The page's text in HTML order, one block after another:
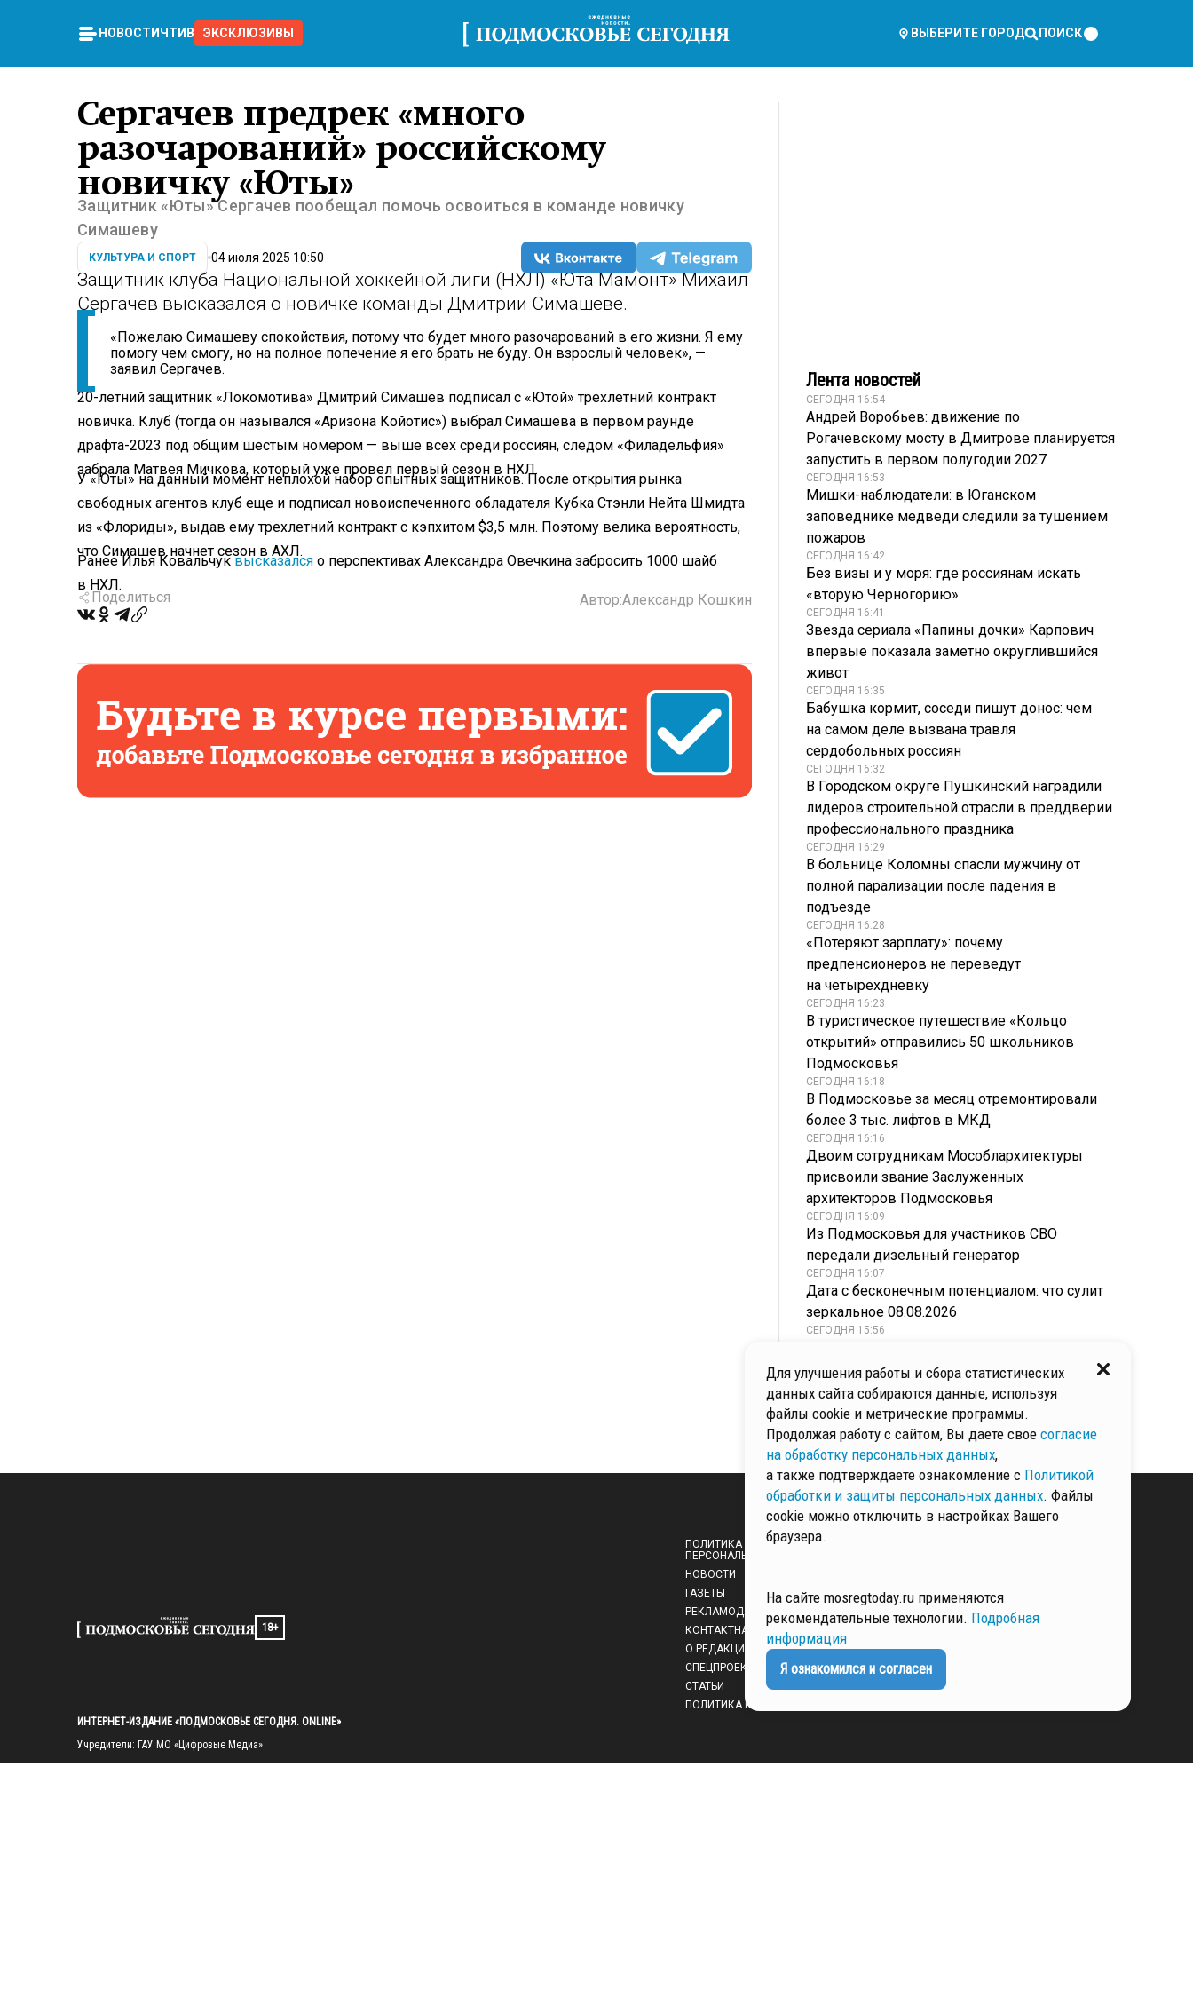
НОВОСТИ ЧТИВО ЭКСКЛЮЗИВЫ ВЫБЕРИТЕ ГОРОД ПОИСК
Сергачев предрек «много
разочарований» российскому
новичку «Юты»
Защитник «Юты» Сергачев пообещал помочь освоиться в команде новичку
Симашеву
КУЛЬТУРА И СПОРТ 04 июля 2025 10:50
Защитник клуба Национальной хоккейной лиги (НХЛ) «Юта Мамонт» Михаил
Сергачев высказался о новичке команды Дмитрии Симашеве.
«Пожелаю Симашеву спокойствия, потому что будет много разочарований в его жизни. Я ему
помогу чем смогу, но на полное попечение я его брать не буду. Он взрослый человек», —
заявил Сергачев.
20-летний защитник «Локомотива» Дмитрий Симашев подписал с «Ютой» трехлетний контракт
новичка. Клуб (тогда он назывался «Аризона Койотис») выбрал Симашева в первом раунде
драфта-2023 под общим шестым номером — выше всех среди россиян, следом «Филадельфия»
забрала Матвея Мичкова, который уже провел первый сезон в НХЛ.
У «Юты» на данный момент неплохой набор опытных защитников. После открытия рынка
свободных агентов клуб еще и подписал новоиспеченного обладателя Кубка Стэнли Нейта Шмидта
из «Флориды», выдав ему трехлетний контракт с кэпхитом $3,5 млн. Поэтому велика вероятность,
что Симашев начнет сезон в АХЛ.
Ранее Илья Ковальчуквысказался о перспективах Александра Овечкина забросить 1000 шайб
в НХЛ.
Поделиться Автор:Александр Кошкин
Лента новостей
СЕГОДНЯ 16:54
Андрей Воробьев: движение по
Рогачевскому мосту в Дмитрове планируется
запустить в первом полугодии 2027
СЕГОДНЯ 16:53
Мишки-наблюдатели: в Юганском
заповеднике медведи следили за тушением
пожаров
СЕГОДНЯ 16:42
Без визы и у моря: где россиянам искать
«вторую Черногорию»
СЕГОДНЯ 16:41
Звезда сериала «Папины дочки» Карпович
впервые показала заметно округлившийся
живот
СЕГОДНЯ 16:35
Бабушка кормит, соседи пишут донос: чем
на самом деле вызвана травля
сердобольных россиян
СЕГОДНЯ 16:32
В Городском округе Пушкинский наградили
лидеров строительной отрасли в преддверии
профессионального праздника
СЕГОДНЯ 16:29
В больнице Коломны спасли мужчину от
полной парализации после падения в
подъезде
СЕГОДНЯ 16:28
«Потеряют зарплату»: почему
предпенсионеров не переведут
на четырехдневку
СЕГОДНЯ 16:23
В туристическое путешествие «Кольцо
открытий» отправились 50 школьников
Подмосковья
СЕГОДНЯ 16:18
В Подмосковье за месяц отремонтировали
более 3 тыс. лифтов в МКД
СЕГОДНЯ 16:16
Двоим сотрудникам Мособлархитектуры
присвоили звание Заслуженных
архитекторов Подмосковья
СЕГОДНЯ 16:09
Из Подмосковья для участников СВО
передали дизельный генератор
СЕГОДНЯ 16:07
Дата с бесконечным потенциалом: что сулит
зеркальное 08.08.2026
СЕГОДНЯ 15:56
занятие «Чудесный мир пушкинских сказок»
СЕГОДНЯ 15:54
Токсиколог раскрыл пугающий факт
о влиянии аскорбинки на здоровье
18+
ИНТЕРНЕТ-ИЗДАНИЕ «ПОДМОСКОВЬЕ СЕГОДНЯ. ONLINE»
Учредители: ГАУ МО «Цифровые Медиа»
ПОЛИТИКА ОБРАБОТКИ И ЗАЩИТЫ
ПЕРСОНАЛЬНЫХ ДАННЫХ
НОВОСТИ
ГАЗЕТЫ
РЕКЛАМОДАТЕЛЯМ
КОНТАКТНАЯ ИНФОРМАЦИЯ
О РЕДАКЦИИ
СПЕЦПРОЕКТЫ
СТАТЬИ
ПОЛИТИКА КОНФИДЕНЦИАЛЬНОСТИ
Для улучшения работы и сбора статистических
данных сайта собираются данные, используя
файлы cookie и метрические программы.
Продолжая работу с сайтом, Вы даете свое согласие
на обработку персональных данных,
а также подтверждаете ознакомление с Политикой
обработки и защиты персональных данных. Файлы
cookie можно отключить в настройках Вашего
браузера.
На сайте mosregtoday.ru применяются
рекомендательные технологии. Подробная
информация
Я ознакомился и согласен